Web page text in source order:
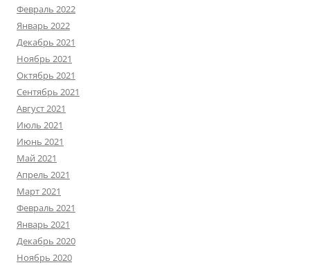
Февраль 2022
Январь 2022
Декабрь 2021
Ноябрь 2021
Октябрь 2021
Сентябрь 2021
Август 2021
Июль 2021
Июнь 2021
Май 2021
Апрель 2021
Март 2021
Февраль 2021
Январь 2021
Декабрь 2020
Ноябрь 2020